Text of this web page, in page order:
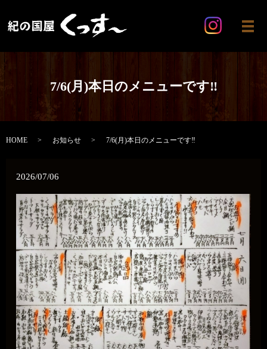
メ
7/6(月)本日のメニューです‼️
HOME お知らせ 7/6(月)本日のメニューです‼️
2026/07/06